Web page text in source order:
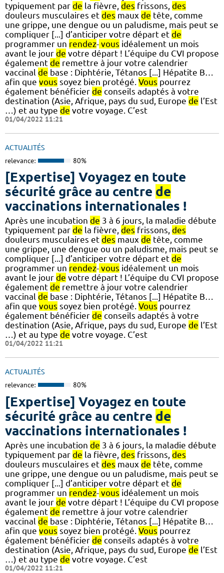
typiquement par de la fièvre, des frissons, des
douleurs musculaires et des maux de tête, comme
une grippe, une dengue ou un paludisme, mais peut se
compliquer [...] d’anticiper votre départ et de
programmer un rendez- vous idéalement un mois
avant le jour de votre départ ! L’équipe du CVI propose
également de remettre à jour votre calendrier
vaccinal de base : Diphtérie, Tétanos [...] Hépatite B…
afin que vous soyez bien protégé. Vous pourrez
également bénéficier de conseils adaptés à votre
destination (Asie, Afrique, pays du sud, Europe de l’Est
…) et au type de votre voyage. C’est
01/04/2022 11:21
ACTUALITÉS
relevance: 80%
[Expertise] Voyagez en toute
sécurité grâce au centre de
vaccinations internationales !
Après une incubation de 3 à 6 jours, la maladie débute
typiquement par de la fièvre, des frissons, des
douleurs musculaires et des maux de tête, comme
une grippe, une dengue ou un paludisme, mais peut se
compliquer [...] d’anticiper votre départ et de
programmer un rendez- vous idéalement un mois
avant le jour de votre départ ! L’équipe du CVI propose
également de remettre à jour votre calendrier
vaccinal de base : Diphtérie, Tétanos [...] Hépatite B…
afin que vous soyez bien protégé. Vous pourrez
également bénéficier de conseils adaptés à votre
destination (Asie, Afrique, pays du sud, Europe de l’Est
…) et au type de votre voyage. C’est
01/04/2022 11:21
ACTUALITÉS
relevance: 80%
[Expertise] Voyagez en toute
sécurité grâce au centre de
vaccinations internationales !
Après une incubation de 3 à 6 jours, la maladie débute
typiquement par de la fièvre, des frissons, des
douleurs musculaires et des maux de tête, comme
une grippe, une dengue ou un paludisme, mais peut se
compliquer [...] d’anticiper votre départ et de
programmer un rendez- vous idéalement un mois
avant le jour de votre départ ! L’équipe du CVI propose
également de remettre à jour votre calendrier
vaccinal de base : Diphtérie, Tétanos [...] Hépatite B…
afin que vous soyez bien protégé. Vous pourrez
également bénéficier de conseils adaptés à votre
destination (Asie, Afrique, pays du sud, Europe de l’Est
…) et au type de votre voyage. C’est
01/04/2022 11:21